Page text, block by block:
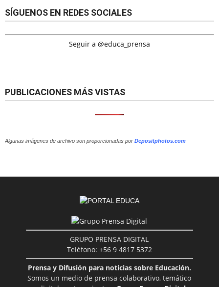
SÍGUENOS EN REDES SOCIALES
Seguir a @educa_prensa
PUBLICACIONES MÁS VISTAS
Algunas imágenes de archivo son proporcionadas por Depositphotos.com
GRUPO PRENSA DIGITAL
Teléfono: +56 9 4817 5372
Prensa y Difusión para noticias sobre Educación.
Somos un medio de prensa colaborativo, temático